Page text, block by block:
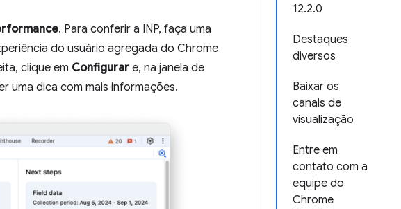
12.2.0
Destaques
diversos
Baixar os
canais de
visualização
Entre em
contato com a
equipe do
Chrome
. Para conferir a INP, faça uma
do usuário agregada do Chrome
clique em Configurar e, na janela de
uma dica com mais informações.